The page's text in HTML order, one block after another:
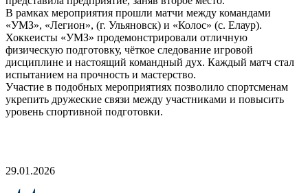
В рамках мероприятия прошли матчи между командами
«УМЗ», «Легион», (г. Ульяновск) и «Колос» (с. Елаур).
Хоккеисты «УМЗ» продемонстрировали отличную
физическую подготовку, чёткое следование игровой
дисциплине и настоящий командный дух. Каждый матч стал
испытанием на прочность и мастерство.
Участие в подобных мероприятиях позволило спортсменам
укрепить дружеские связи между участниками и повысить
уровень спортивной подготовки.
29.01.2026